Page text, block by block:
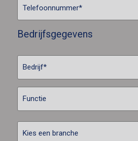
Bedrijfsgegevens